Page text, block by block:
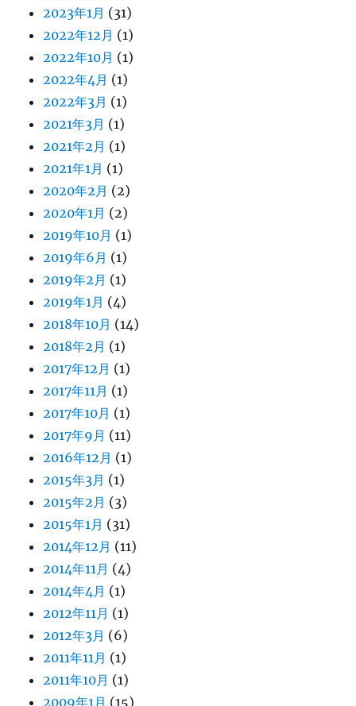
2023年1月 (31)
2022年12月 (1)
2022年10月 (1)
2022年4月 (1)
2022年3月 (1)
2021年3月 (1)
2021年2月 (1)
2021年1月 (1)
2020年2月 (2)
2020年1月 (2)
2019年10月 (1)
2019年6月 (1)
2019年2月 (1)
2019年1月 (4)
2018年10月 (14)
2018年2月 (1)
2017年12月 (1)
2017年11月 (1)
2017年10月 (1)
2017年9月 (11)
2016年12月 (1)
2015年3月 (1)
2015年2月 (3)
2015年1月 (31)
2014年12月 (11)
2014年11月 (4)
2014年4月 (1)
2012年11月 (1)
2012年3月 (6)
2011年11月 (1)
2011年10月 (1)
2009年1月 (15)